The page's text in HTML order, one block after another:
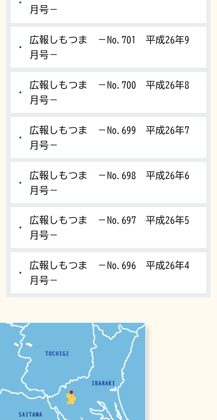
月号－
広報しもつま －No.701 平成26年9
月号－
広報しもつま －No.700 平成26年8
月号－
広報しもつま －No.699 平成26年7
月号－
広報しもつま －No.698 平成26年6
月号－
広報しもつま －No.697 平成26年5
月号－
広報しもつま －No.696 平成26年4
月号－